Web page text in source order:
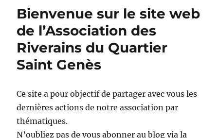
Bienvenue sur le site web
de l’Association des
Riverains du Quartier
Saint Genès
Ce site a pour objectif de partager avec vous les
dernières actions de notre association par
thématiques.
N’oubliez pas de vous abonner au blog via la